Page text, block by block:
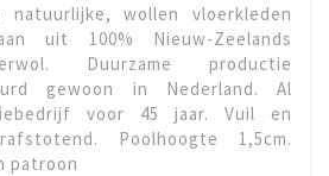
natuurlijke, wollen vloerkleden
uit 100% Nieuw-Zeelands
Duurzame productie
gewoon in Nederland. Al
voor 45 jaar. Vuil en
Poolhoogte 1,5cm.
patroon